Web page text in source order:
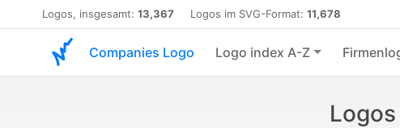
Logos, insgesamt: 13,367 Logos im SVG-Format: 11,678
Companies Logo Logo index A-Z